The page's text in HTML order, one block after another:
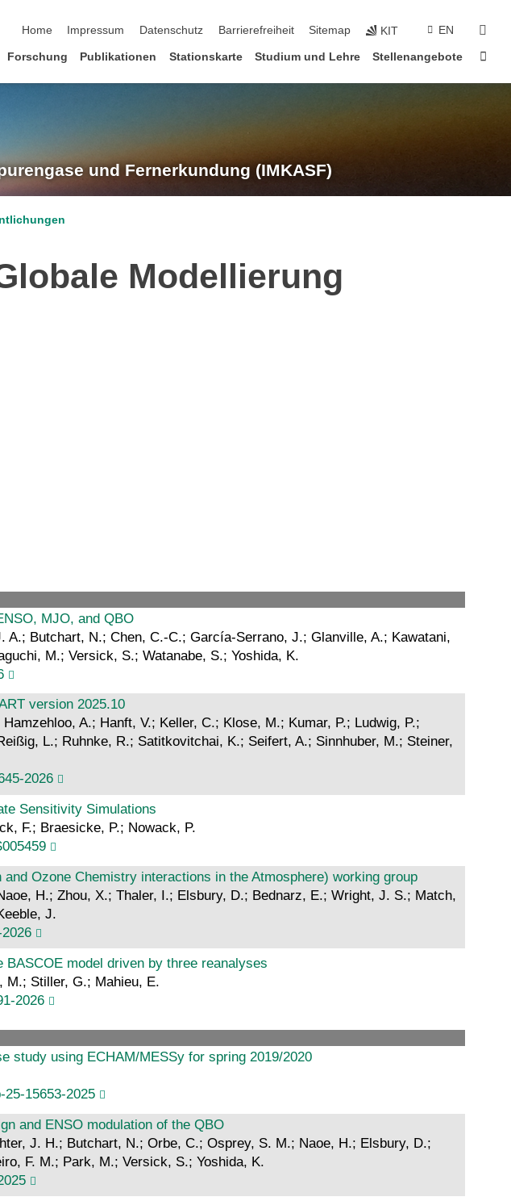
Home
Impressum Datenschutz Barrierefreiheit Sitemap KIT EN
Forschung Publikationen Stationskarte Studium und Lehre Stellenangebote
und Fernerkundung (IMKASF)
Modellierung
MJO, and QBO
Butchart, N.; Chen, C.-C.; García-Serrano, J.; Glanville, A.; Kawatani,
M.; Versick, S.; Watanabe, S.; Yoshida, K.
version 2025.10
A.; Hanft, V.; Keller, C.; Klose, M.; Kumar, P.; Ludwig, P.;
L.; Ruhnke, R.; Satitkovitchai, K.; Seifert, A.; Sinnhuber, M.; Steiner,
2026
Sensitivity Simulations
F.; Braesicke, P.; Nowack, P.
Ozone Chemistry interactions in the Atmosphere) working group
H.; Zhou, X.; Thaler, I.; Elsbury, D.; Bednarz, E.; Wright, J. S.; Match,
J.
model driven by three reanalyses
M.; Stiller, G.; Mahieu, E.
2026
study using ECHAM/MESSy for spring 2019/2020
25-15653-2025
and ENSO modulation of the QBO
J. H.; Butchart, N.; Orbe, C.; Osprey, S. M.; Naoe, H.; Elsbury, D.;
F. M.; Park, M.; Versick, S.; Yoshida, K.